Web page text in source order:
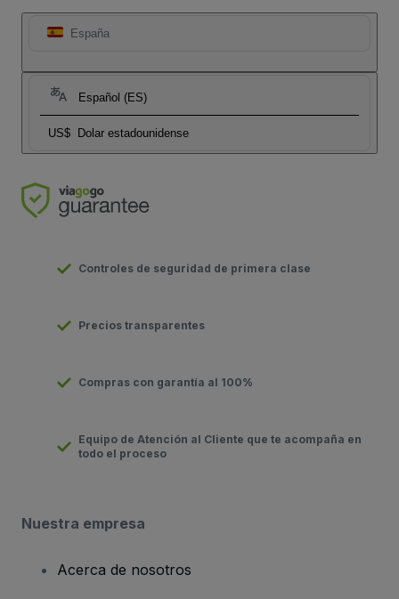
España
Español (ES)
US$ Dolar estadounidense
Controles de seguridad de primera clase
Precios transparentes
Compras con garantía al 100%
Equipo de Atención al Cliente que te acompaña en
todo el proceso
Nuestra empresa
Acerca de nosotros